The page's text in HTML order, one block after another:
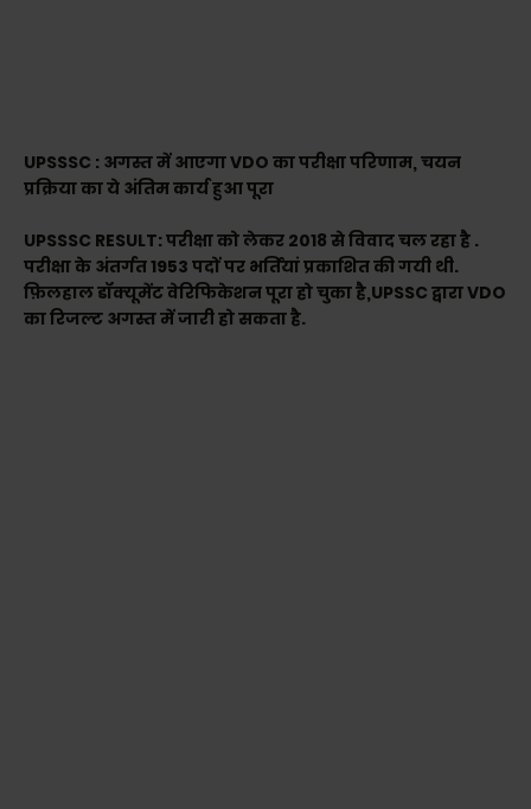
UPSSSC : अगस्त में आएगा VDO का परीक्षा परिणाम, चयन
प्रक्रिया का ये अंतिम कार्य हुआ पूरा
UPSSSC RESULT: परीक्षा को लेकर 2018 से विवाद चल रहा है .
परीक्षा के अंतर्गत 1953 पदों पर भर्तियां प्रकाशित की गयी थी.
फ़िलहाल डॉक्यूमेंट वेरिफिकेशन पूरा हो चुका है,UPSSC द्वारा VDO
का रिजल्ट अगस्त में जारी हो सकता है.